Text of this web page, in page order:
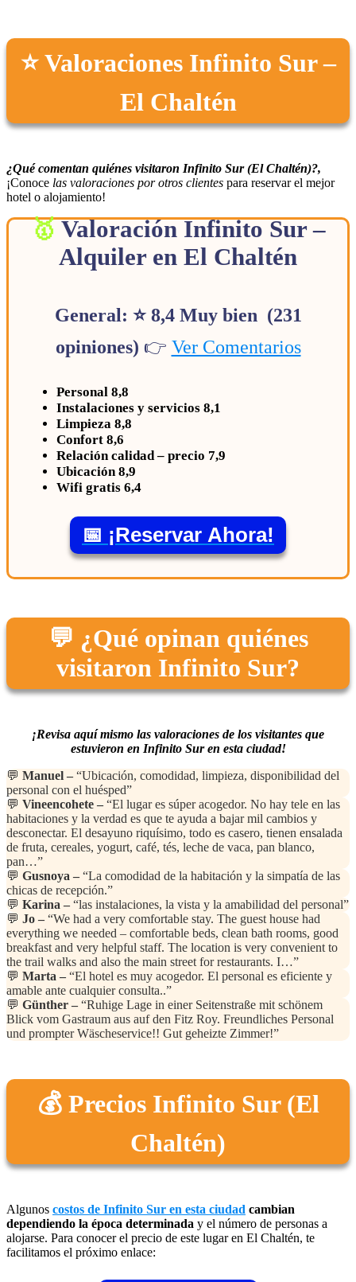
⭐ Valoraciones Infinito Sur –
El Chaltén
¿Qué comentan quiénes visitaron Infinito Sur (El Chaltén)?,
¡Conoce las valoraciones por otros clientes para reservar el mejor
hotel o alojamiento!
Valoración Infinito Sur –
Alquiler en El Chaltén
General: ⭐ 8,4 Muy bien (231
opiniones) 👉 Ver Comentarios
Personal 8,8
Instalaciones y servicios 8,1
Limpieza 8,8
Confort 8,6
Relación calidad – precio 7,9
Ubicación 8,9
Wifi gratis 6,4
📅 ¡Reservar Ahora!
💬 ¿Qué opinan quiénes
visitaron Infinito Sur?
¡Revisa aquí mismo las valoraciones de los visitantes que
estuvieron en Infinito Sur en esta ciudad!
💬 Manuel – “Ubicación, comodidad, limpieza, disponibilidad del
personal con el huésped”
💬 Vineencohete – “El lugar es súper acogedor. No hay tele en las
habitaciones y la verdad es que te ayuda a bajar mil cambios y
desconectar. El desayuno riquísimo, todo es casero, tienen ensalada
de fruta, cereales, yogurt, café, tés, leche de vaca, pan blanco,
pan…”
💬 Gusnoya – “La comodidad de la habitación y la simpatía de las
chicas de recepción.”
💬 Karina – “las instalaciones, la vista y la amabilidad del personal”
💬 Jo – “We had a very comfortable stay. The guest house had
everything we needed – comfortable beds, clean bath rooms, good
breakfast and very helpful staff. The location is very convenient to
the trail walks and also the main street for restaurants. I…”
💬 Marta – “El hotel es muy acogedor. El personal es eficiente y
amable ante cualquier consulta..”
💬 Günther – “Ruhige Lage in einer Seitenstraße mit schönem
Blick vom Gastraum aus auf den Fitz Roy. Freundliches Personal
und prompter Wäscheservice!! Gut geheizte Zimmer!”
💰 Precios Infinito Sur (El
Chaltén)
Algunos costos de Infinito Sur en esta ciudad cambian
dependiendo la época determinada y el número de personas a
alojarse. Para conocer el precio de este lugar en El Chaltén, te
facilitamos el próximo enlace: